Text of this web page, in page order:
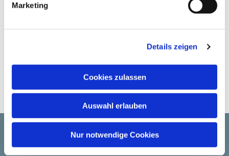
Marketing
Details zeigen
Cookies zulassen
Auswahl erlauben
Nur notwendige Cookies
Startseite